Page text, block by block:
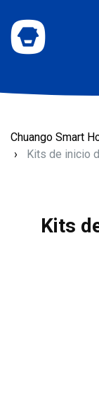
Chuango Smart
Kits de inicio
Kits